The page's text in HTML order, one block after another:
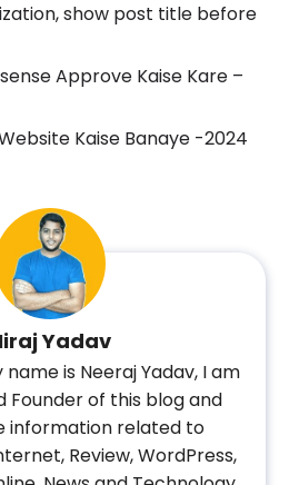
,show post title before
Approve Kaise Kare –
Kaise Banaye -2024
Yadav
is Neeraj Yadav, I am
Founder of this blog and
information related to
Review, WordPress,